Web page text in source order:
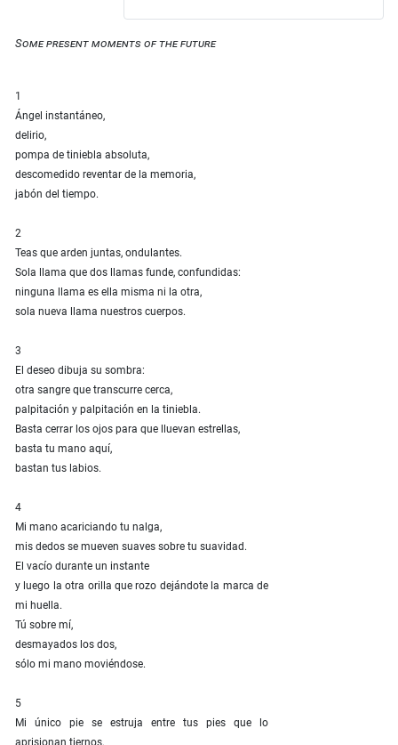
Some present moments of the future
1
Ángel instantáneo,
delirio,
pompa de tiniebla absoluta,
descomedido reventar de la memoria,
jabón del tiempo.
2
Teas que arden juntas, ondulantes.
Sola llama que dos llamas funde, confundidas:
ninguna llama es ella misma ni la otra,
sola nueva llama nuestros cuerpos.
3
El deseo dibuja su sombra:
otra sangre que transcurre cerca,
palpitación y palpitación en la tiniebla.
Basta cerrar los ojos para que lluevan estrellas,
basta tu mano aquí,
bastan tus labios.
4
Mi mano acariciando tu nalga,
mis dedos se mueven suaves sobre tu suavidad.
El vacío durante un instante
y luego la otra orilla que rozo dejándote la marca de
mi huella.
Tú sobre mí,
desmayados los dos,
sólo mi mano moviéndose.
5
Mi único pie se estruja entre tus pies que lo
aprisionan tiernos.